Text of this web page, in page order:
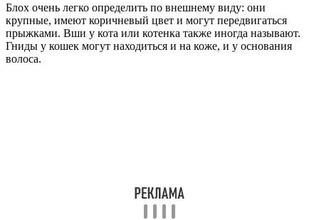
Блох очень легко определить по внешнему виду: они
крупные, имеют коричневый цвет и могут передвигаться
прыжками. Вши у кота или котенка также иногда называют.
Гниды у кошек могут находиться и на коже, и у основания
волоса.